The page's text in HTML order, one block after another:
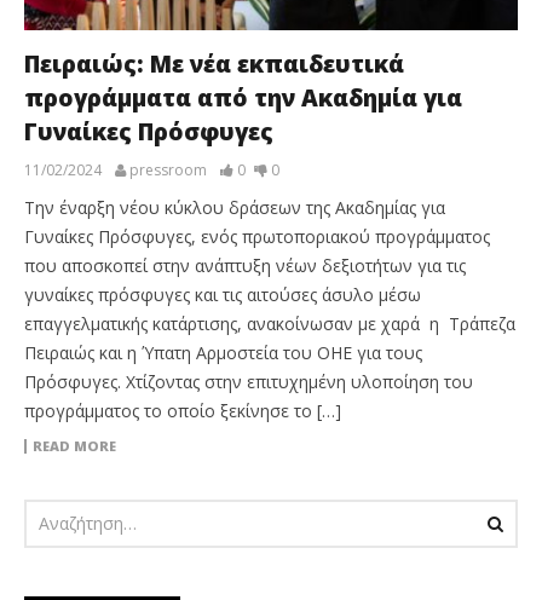
Πειραιώς: Με νέα εκπαιδευτικά
προγράμματα από την Ακαδημία για
Γυναίκες Πρόσφυγες
11/02/2024 pressroom 0 0
Την έναρξη νέου κύκλου δράσεων της Ακαδημίας για
Γυναίκες Πρόσφυγες, ενός πρωτοποριακού προγράμματος
που αποσκοπεί στην ανάπτυξη νέων δεξιοτήτων για τις
γυναίκες πρόσφυγες και τις αιτούσες άσυλο μέσω
επαγγελματικής κατάρτισης, ανακοίνωσαν με χαρά η Τράπεζα
Πειραιώς και η Ύπατη Αρμοστεία του ΟΗΕ για τους
Πρόσφυγες. Χτίζοντας στην επιτυχημένη υλοποίηση του
προγράμματος το οποίο ξεκίνησε το […]
READ MORE